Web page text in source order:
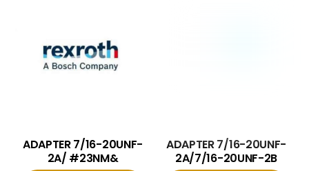
ADAPTER 7/16-20UNF-
2A/ #23NM&
ADAPTER 7/16-20UNF-
2A/7/16-20UNF-2B